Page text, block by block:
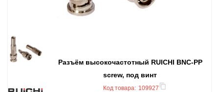
Разъём высокочастотный RUICHI BNC-PP
screw, под винт
Код товара: 109927